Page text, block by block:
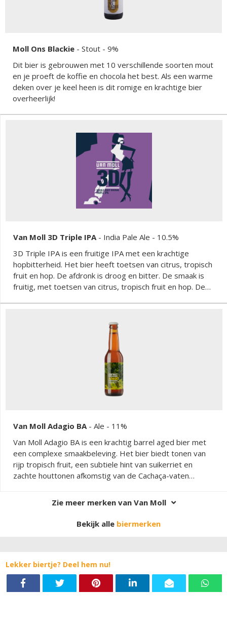
Moll Ons Blackie - Stout - 9%
Dit bier is gebrouwen met 10 verschillende soorten mout
en je proeft de koffie en chocola het best. Als een warme
deken over je keel heen is dit romige en krachtige bier
overheerlijk!
Van Moll 3D Triple IPA - India Pale Ale - 10.5%
3D Triple IPA is een fruitige IPA met een krachtige
hopbitterheid. Het bier heeft toetsen van citrus, tropisch
fruit en hop. De afdronk is droog en bitter. De smaak is
fruitig, met toetsen van citrus, tropisch fruit en hop. De
Van Moll Adagio BA - Ale - 11%
Van Moll Adagio BA is een krachtig barrel aged bier met
een complexe smaakbeleving. Het bier biedt tonen van
rijp tropisch fruit, een subtiele hint van suikerriet en
zachte houttonen afkomstig van de Cachaça-vaten
intens, met een lichte kruidigheid die lang blijft hangen. De
combinatie van zoetheid en hout maakt dit speciaalbier
bijzonder verfijnd en geschikt om rustig van te genieten.
Zie meer merken van Van Moll
Bekijk alle biermerken
Lekker biertje? Deel hem nu!